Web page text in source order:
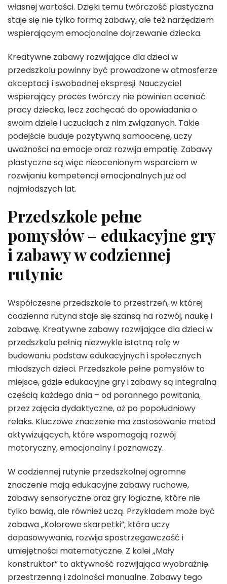
własnej wartości. Dzięki temu twórczość plastyczna
staje się nie tylko formą zabawy, ale też narzędziem
wspierającym emocjonalne dojrzewanie dziecka.
Kreatywne zabawy rozwijające dla dzieci w
przedszkolu powinny być prowadzone w atmosferze
akceptacji i swobodnej ekspresji. Nauczyciel
wspierający proces twórczy nie powinien oceniać
pracy dziecka, lecz zachęcać do opowiadania o
swoim dziele i uczuciach z nim związanych. Takie
podejście buduje pozytywną samoocenę, uczy
uważności na emocje oraz rozwija empatię. Zabawy
plastyczne są więc nieocenionym wsparciem w
rozwijaniu kompetencji emocjonalnych już od
najmłodszych lat.
Przedszkole pełne
pomysłów – edukacyjne gry
i zabawy w codziennej
rutynie
Współczesne przedszkole to przestrzeń, w której
codzienna rutyna staje się szansą na rozwój, naukę i
zabawę. Kreatywne zabawy rozwijające dla dzieci w
przedszkolu pełnią niezwykle istotną rolę w
budowaniu podstaw edukacyjnych i społecznych
młodszych dzieci. Przedszkole pełne pomysłów to
miejsce, gdzie edukacyjne gry i zabawy są integralną
częścią każdego dnia – od porannego powitania,
przez zajęcia dydaktyczne, aż po popołudniowy
relaks. Kluczowe znaczenie ma zastosowanie metod
aktywizujących, które wspomagają rozwój
motoryczny, emocjonalny i poznawczy.
W codziennej rutynie przedszkolnej ogromne
znaczenie mają edukacyjne zabawy ruchowe,
zabawy sensoryczne oraz gry logiczne, które nie
tylko bawią, ale również uczą. Przykładem może być
zabawa „Kolorowe skarpetki”, która uczy
dopasowywania, rozwija spostrzegawczość i
umiejętności matematyczne. Z kolei „Mały
konstruktor” to aktywność rozwijająca wyobraźnię
przestrzenną i zdolności manualne. Zabawy tego